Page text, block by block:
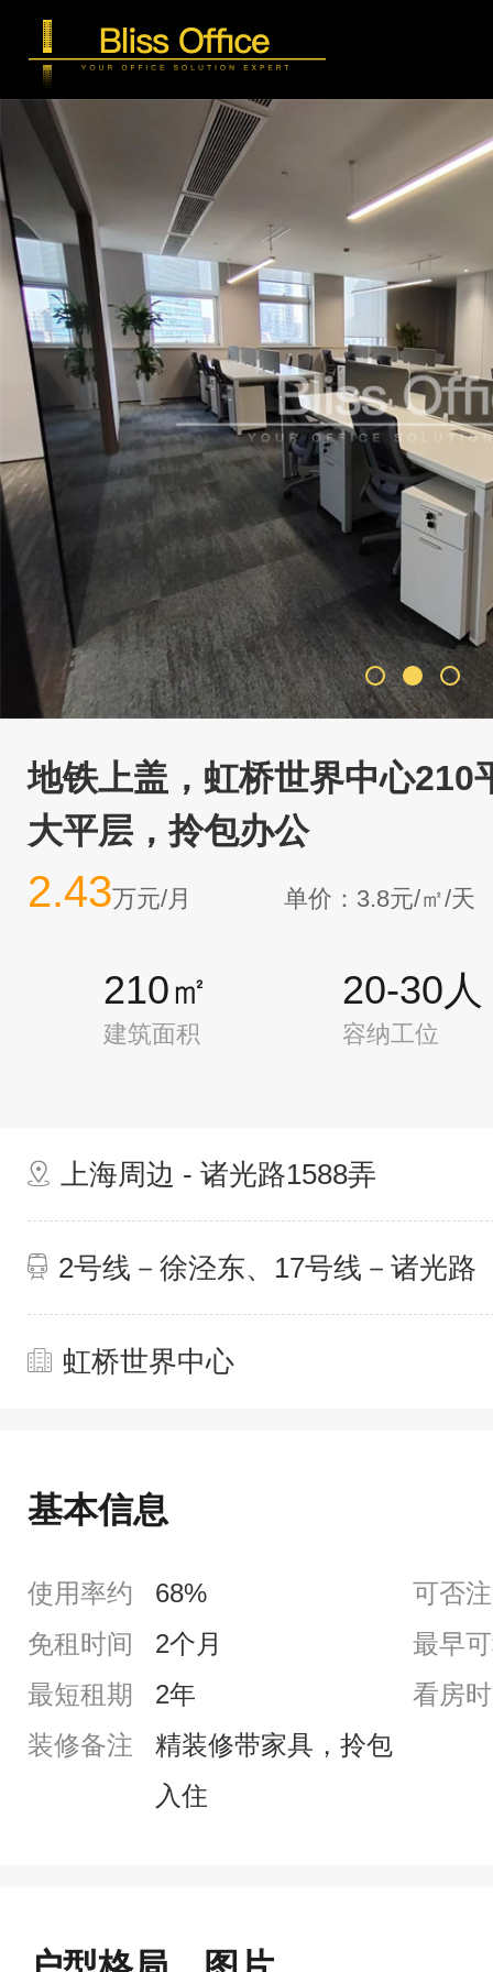
地铁上盖，虹桥世界中心210
大平层，拎包办公
2.43万元/月 单价：3.8元/㎡/天
210㎡
建筑面积
20-30人
容纳工位
上海周边 - 诸光路1588弄
2号线－徐泾东、17号线－诸光路
虹桥世界中心
基本信息
使用率约 68%
可否
免租时间
2个月
最早
最短租期
2年
看房
装修备注
精装修带家具，拎包
入住